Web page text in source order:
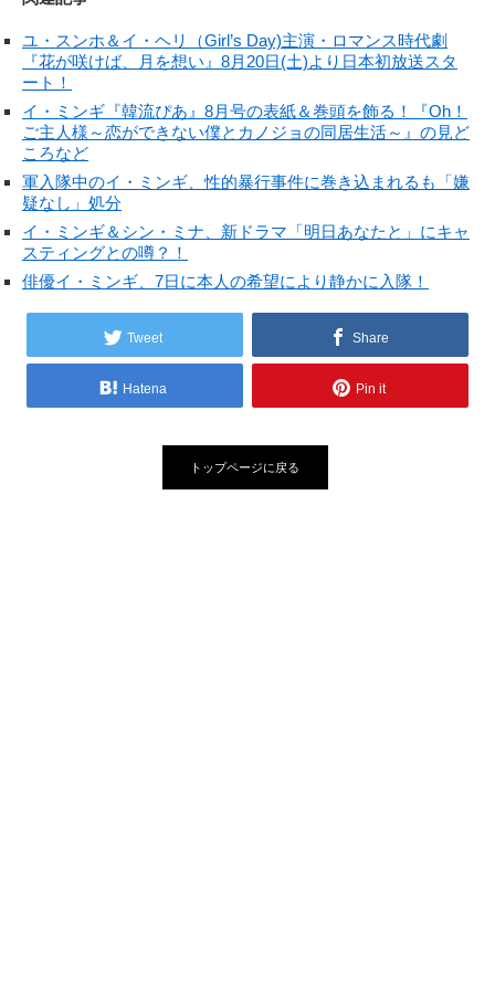
ユ・スンホ＆イ・ヘリ（Girl’s Day)主演・ロマンス時代劇
『花が咲けば、月を想い』8月20日(土)より日本初放送スタ
ート！
イ・ミンギ『韓流ぴあ』8月号の表紙＆巻頭を飾る！『Oh！
ご主人様～恋ができない僕とカノジョの同居生活～』の見ど
ころなど
軍入隊中のイ・ミンギ、性的暴行事件に巻き込まれるも「嫌
疑なし」処分
イ・ミンギ＆シン・ミナ、新ドラマ「明日あなたと」にキャ
スティングとの噂？！
俳優イ・ミンギ、7日に本人の希望により静かに入隊！
Tweet Share
Hatena Pin it
トップページに戻る